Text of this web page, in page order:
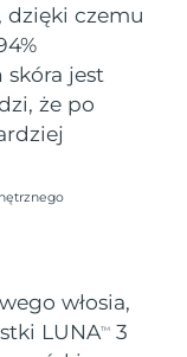
dzięki czemu
jest
że po
włosia,
LUNATM
3
czas dostawy
czas dostawy
czas dostawy
czas dostawy
8/10/26